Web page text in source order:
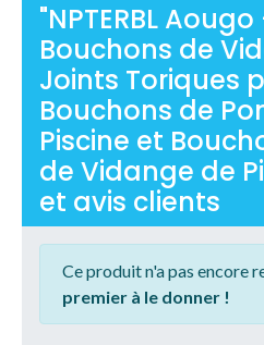
"NPTERBL
Bouchons de
Joints Toriques
Bouchons de
Piscine et
de Vidange de
et avis clients
Ce produit n'a pas encore
premier à le donner !